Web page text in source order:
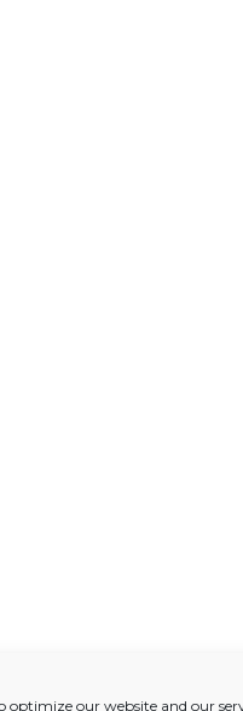
optimize our website and our